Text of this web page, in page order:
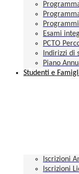
Esami
PCTO
Indirizzi di
Piano
Studenti e
Iscrizioni
Iscrizioni